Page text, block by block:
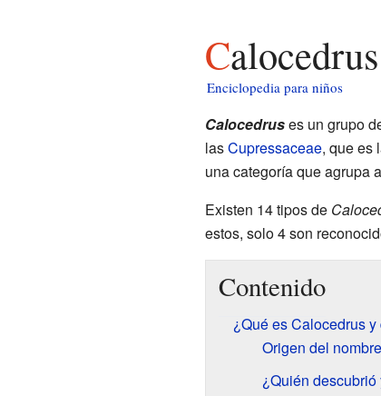
Enciclopedia para niños
Calocedruses un grupo
lasCupressaceae, que es
una categoría que agrupa
Existen 14 tipos de
estos, solo 4 son
Contenido
¿Qué es Calocedrus
Origen del
¿Quién